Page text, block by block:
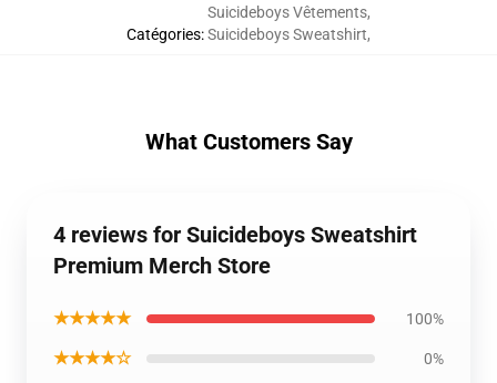
Catégories:
Suicideboys Vêtements,
Suicideboys Sweatshirt,
What Customers Say
4 reviews for Suicideboys Sweatshirt
Premium Merch Store
★★★★★ 100%
★★★★☆ 0%